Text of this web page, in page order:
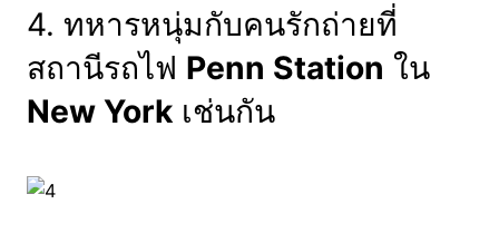
4. ทหารหนุ่มกับคนรักถ่ายที่
สถานีรถไฟ Penn Station ใน
New York เช่นกัน